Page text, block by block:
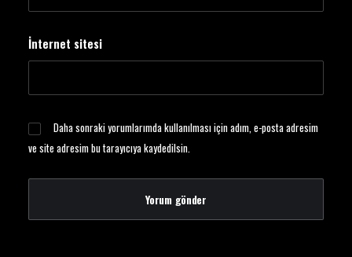
İnternet sitesi
Daha sonraki yorumlarımda kullanılması için adım, e-posta adresim
ve site adresim bu tarayıcıya kaydedilsin.